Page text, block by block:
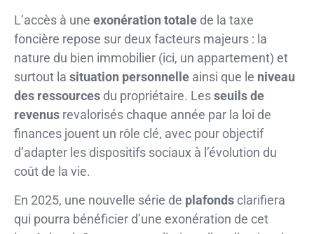
L’accès à une exonération totale de la taxe
foncière repose sur deux facteurs majeurs : la
nature du bien immobilier (ici, un appartement) et
surtout la situation personnelle ainsi que le niveau
des ressources du propriétaire. Lesseuils de
revenus revalorisés chaque année par la loi de
finances jouent un rôle clé, avec pour objectif
d’adapter les dispositifs sociaux à l’évolution du
coût de la vie.
En 2025, une nouvelle série de plafondsclarifiera
qui pourra bénéficier d’une exonération de cet